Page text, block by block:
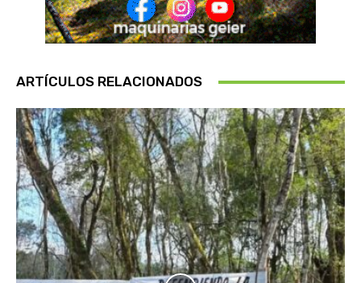
ARTÍCULOS RELACIONADOS